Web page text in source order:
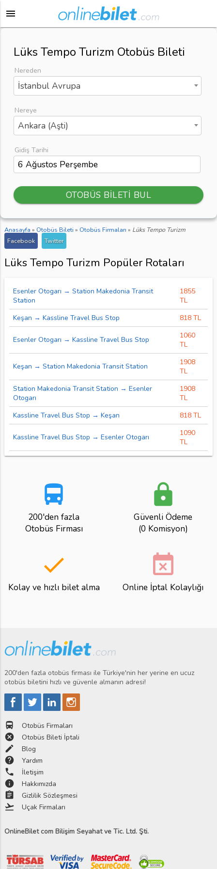
menu
Lüks Tempo Turizm Otobüs Bileti
Nereden
İstanbul Avrupa
Nereye
Ankara (Aşti)
Gidiş Tarihi
OTOBÜS BİLETİ BUL
Anasayfa » Otobüs Bileti » Otobüs Firmaları » Lüks Tempo Turizm
Facebook
Twitter
Lüks Tempo Turizm Popüler Rotaları
Esenler Otogarı → Station Makedonia Transit
Station
1855
TL
Keşan → Kassline Travel Bus Stop
818 TL
Esenler Otogarı → Kassline Travel Bus Stop
1060
TL
Keşan → Station Makedonia Transit Station
1908
TL
Station Makedonia Transit Station → Esenler
Otogarı
1908
TL
Kassline Travel Bus Stop → Keşan
818 TL
Kassline Travel Bus Stop → Esenler Otogarı
1090
TL
directions_bus
200'den fazla
Otobüs Firması
lock
Güvenli Ödeme
(0 Komisyon)
done
Kolay ve hızlı bilet alma
event_busy
Online İptal Kolaylığı
200'den fazla otobüs firması ile Türkiye'nin her yerine en ucuz
otobüs biletini hızlı ve güvenle almanın adresi!
directions_bus Otobüs Firmaları
cancel Otobüs Bileti İptali
edit Blog
help Yardım
phone İletişim
info Hakkımızda
assignment Gizlilik Sözleşmesi
flight_takeoff Uçak Firmaları
OnlineBilet com Bilişim Seyahat ve Tic. Ltd. Şti.